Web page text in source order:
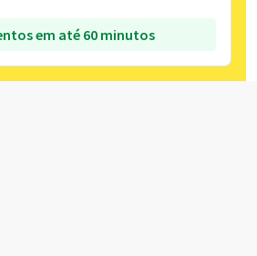
em até 60 minutos